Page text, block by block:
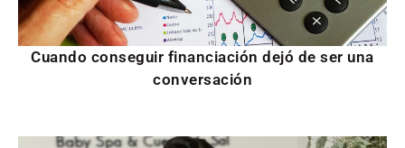
Cuando conseguir financiación dejó de ser una
conversación